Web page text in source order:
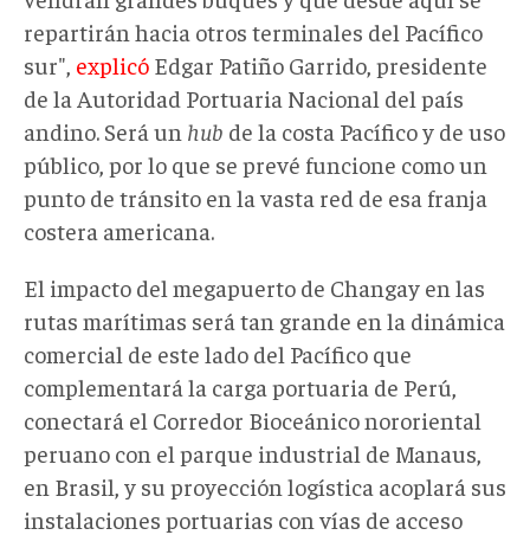
repartirán hacia otros terminales del Pacífico
sur", explicó Edgar Patiño Garrido, presidente
de la Autoridad Portuaria Nacional del país
andino. Será un hub de la costa Pacífico y de uso
público, por lo que se prevé funcione como un
punto de tránsito en la vasta red de esa franja
costera americana.
El impacto del megapuerto de Changay en las
rutas marítimas será tan grande en la dinámica
comercial de este lado del Pacífico que
complementará la carga portuaria de Perú,
conectará el Corredor Bioceánico nororiental
peruano con el parque industrial de Manaus,
en Brasil, y su proyección logística acoplará sus
instalaciones portuarias con vías de acceso